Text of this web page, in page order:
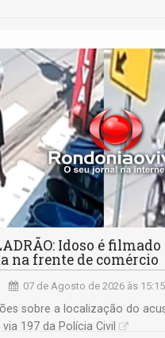
Idoso é
na frente de comércio
07 de Agosto de 2026 às 15:15
sobre a localização do
197 da Polícia Civil